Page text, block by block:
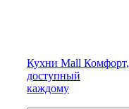
Кухни Mall Комфорт,
доступный
каждому